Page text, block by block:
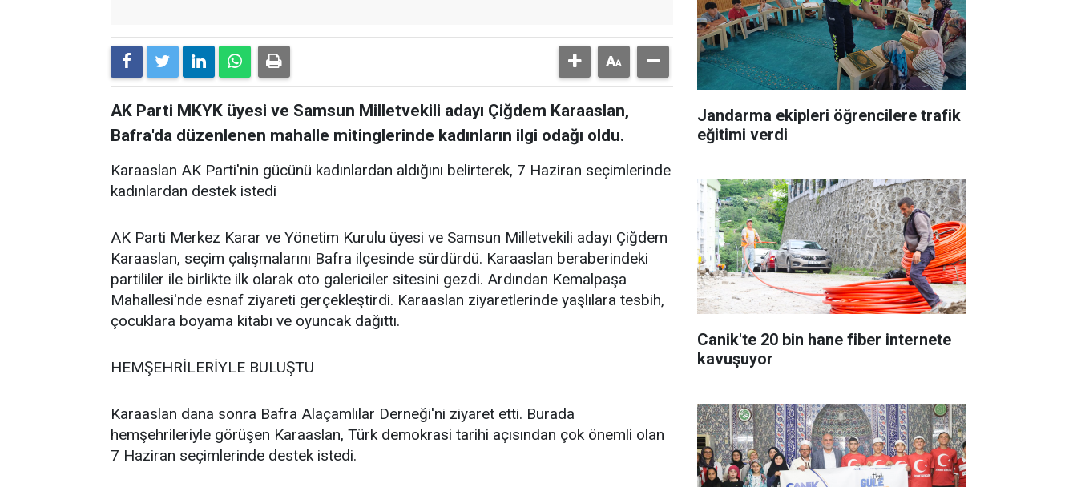
AK Parti MKYK üyesi ve Samsun Milletvekili adayı Çiğdem Karaaslan,
Bafra'da düzenlenen mahalle mitinglerinde kadınların ilgi odağı oldu.
Karaaslan AK Parti'nin gücünü kadınlardan aldığını belirterek, 7 Haziran seçimlerinde
kadınlardan destek istedi
AK Parti Merkez Karar ve Yönetim Kurulu üyesi ve Samsun Milletvekili adayı Çiğdem
Karaaslan, seçim çalışmalarını Bafra ilçesinde sürdürdü. Karaaslan beraberindeki
partililer ile birlikte ilk olarak oto galericiler sitesini gezdi. Ardından Kemalpaşa
Mahallesi'nde esnaf ziyareti gerçekleştirdi. Karaaslan ziyaretlerinde yaşlılara tesbih,
çocuklara boyama kitabı ve oyuncak dağıttı.
HEMŞEHRİLERİYLE BULUŞTU
Karaaslan dana sonra Bafra Alaçamlılar Derneği'ni ziyaret etti. Burada
hemşehrileriyle görüşen Karaaslan, Türk demokrasi tarihi açısından çok önemli olan
7 Haziran seçimlerinde destek istedi.
Jandarma ekipleri öğrencilere trafik
eğitimi verdi
Canik'te 20 bin hane fiber internete
kavuşuyor